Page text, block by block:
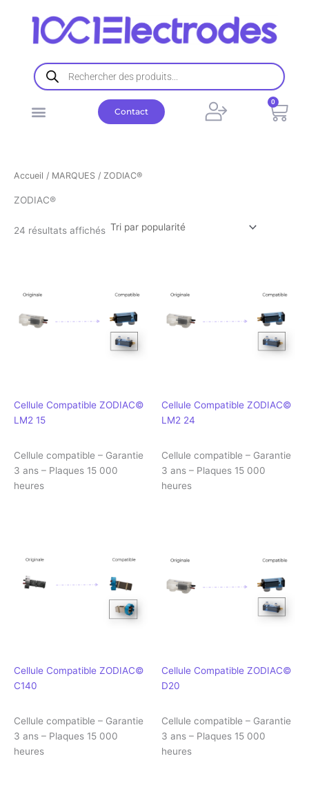
contenu
Recherche
de
produits
Contact
0
Accueil / MARQUES / ZODIAC®
ZODIAC®
24 résultats affichés
popularité
Cellule Compatible ZODIAC©
LM2 15
Cellule compatible – Garantie
3 ans – Plaques 15 000
heures
Cellule Compatible ZODIAC©
LM2 24
Cellule compatible – Garantie
3 ans – Plaques 15 000
heures
Cellule Compatible ZODIAC©
C140
Cellule compatible – Garantie
3 ans – Plaques 15 000
heures
Cellule Compatible ZODIAC©
D20
Cellule compatible – Garantie
3 ans – Plaques 15 000
heures